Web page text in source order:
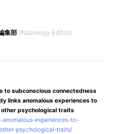
集部 Nazology Editor
to subconscious connectedness
links anomalous experiences to
psychological traits
experiences-to-
psychological-traits/